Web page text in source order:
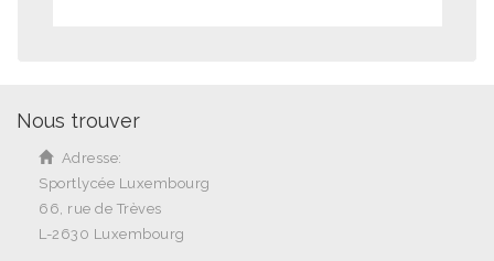
Nous trouver
Adresse:
Sportlycée Luxembourg
66, rue de Trèves
L-2630 Luxembourg